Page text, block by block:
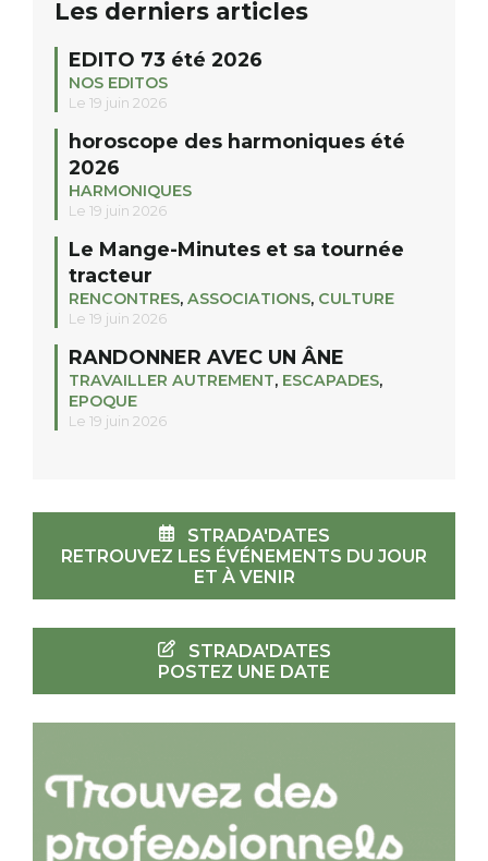
Les derniers articles
EDITO 73 été 2026
NOS EDITOS
Le 19 juin 2026
horoscope des harmoniques été
2026
HARMONIQUES
Le 19 juin 2026
Le Mange-Minutes et sa tournée
tracteur
RENCONTRES, ASSOCIATIONS, CULTURE
Le 19 juin 2026
RANDONNER AVEC UN ÂNE
TRAVAILLER AUTREMENT, ESCAPADES,
EPOQUE
Le 19 juin 2026
STRADA'DATES
RETROUVEZ LES ÉVÉNEMENTS DU JOUR
ET À VENIR
STRADA'DATES
POSTEZ UNE DATE